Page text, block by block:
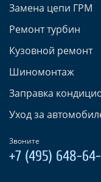
Замена цепи ГРМ
Ремонт турбин
Кузовной ремонт
Шиномонтаж
Заправка
Уход за
Звоните
+7 (495) 648-